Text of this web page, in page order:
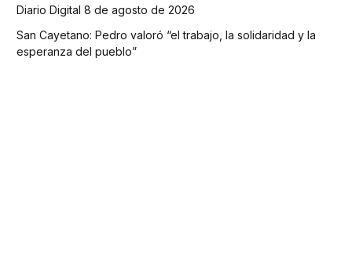
Diario Digital 8 de agosto de 2026
San Cayetano: Pedro valoró “el trabajo, la solidaridad y la
esperanza del pueblo”